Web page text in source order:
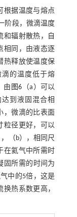
根据温度与熔点
阶段，微滴温度
和辐射散热，自
相同，由液态逐
热释放使温度保
的温度低于熔
由 图6 （a）可以
到液固混合相
，微滴的比表面
粒径更好，可以
（b），相同尺
在氦气中所需时
固所需的时间为
中的5倍，这是
热系数更高，